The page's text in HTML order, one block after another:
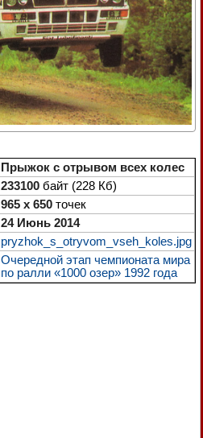
Прыжок с отрывом всех колес
233100 байт (228 Кб)
965 x 650 точек
24 Июнь 2014
pryzhok_s_otryvom_vseh_koles.jpg
Очередной этап чемпионата мира
по ралли «1000 озер» 1992 года